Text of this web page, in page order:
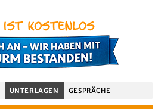
UNTERLAGEN GESPRÄCHE